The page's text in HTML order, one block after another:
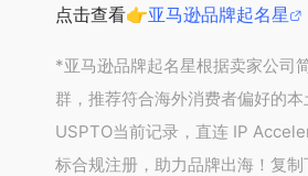
点击查看👉亚马逊品牌起名星
*亚马逊品牌起名星根据卖家公司
群，推荐符合海外消费者偏好的
USPTO当前记录，直连 IP
标合规注册，助力品牌出海！复